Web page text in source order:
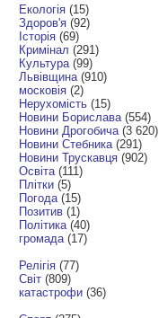
Екологія (15)
Здоров'я (92)
Історія (69)
Кримінал (291)
Культура (99)
Львівщина (910)
московія (2)
Нерухомість (15)
Новини Борислава (554)
Новини Дрогобича (3 620)
Новини Стебника (291)
Новини Трускавця (902)
Освіта (111)
Плітки (5)
Погода (15)
Позитив (1)
Політика (40)
громада (17)
Релігія (77)
Світ (809)
катастрофи (36)